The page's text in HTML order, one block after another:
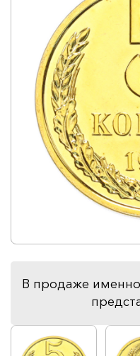
В продаже